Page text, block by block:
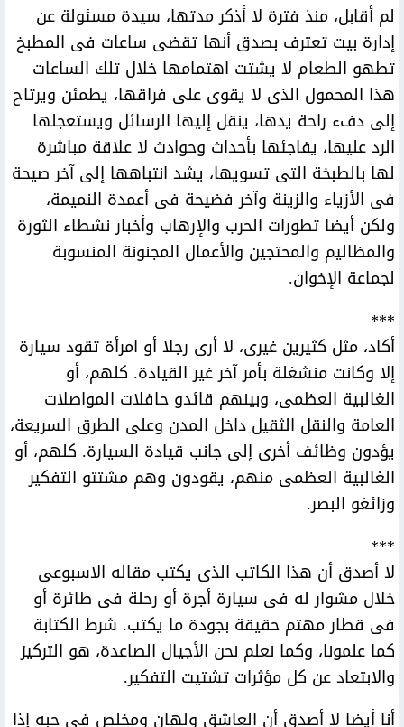
لم أقابل، منذ فترة لا أذكر مدتها، سيدة مسئولة عن
إدارة بيت تعترف بصدق أنها تقضى ساعات فى المطبخ
تطهو الطعام لا يشتت اهتمامها خلال تلك الساعات
هذا المحمول الذى لا يقوى على فراقها، يطمئن ويرتاح
إلى دفء راحة يدها، ينقل إليها الرسائل ويستعجلها
الرد عليها، يفاجئها بأحداث وحوادث لا علاقة مباشرة
لها بالطبخة التى تسويها، يشد انتباهها إلى آخر صيحة
فى الأزياء والزينة وآخر فضيحة فى أعمدة النميمة،
ولكن أيضا تطورات الحرب والإرهاب وأخبار نشطاء الثورة
والمظاليم والمحتجين والأعمال المجنونة المنسوبة
لجماعة الإخوان.
***
أكاد، مثل كثيرين غيرى، لا أرى رجلا أو امرأة تقود سيارة
إلا وكانت منشغلة بأمر آخر غير القيادة. كلهم، أو
الغالبية العظمى، وبينهم قائدو حافلات المواصلات
العامة والنقل الثقيل داخل المدن وعلى الطرق السريعة،
يؤدون وظائف أخرى إلى جانب قيادة السيارة. كلهم، أو
الغالبية العظمى منهم، يقودون وهم مشتتو التفكير
وزائغو البصر.
***
لا أصدق أن هذا الكاتب الذى يكتب مقاله الاسبوعى
خلال مشوار له فى سيارة أجرة أو رحلة فى طائرة أو
فى قطار مهتم حقيقة بجودة ما يكتب. شرط الكتابة
كما علمونا، وكما نعلم نحن الأجيال الصاعدة، هو التركيز
والابتعاد عن كل مؤثرات تشتيت التفكير.
أنا أيضا لا أصدق أن العاشق ولهان ومخلص فى حبه إذا